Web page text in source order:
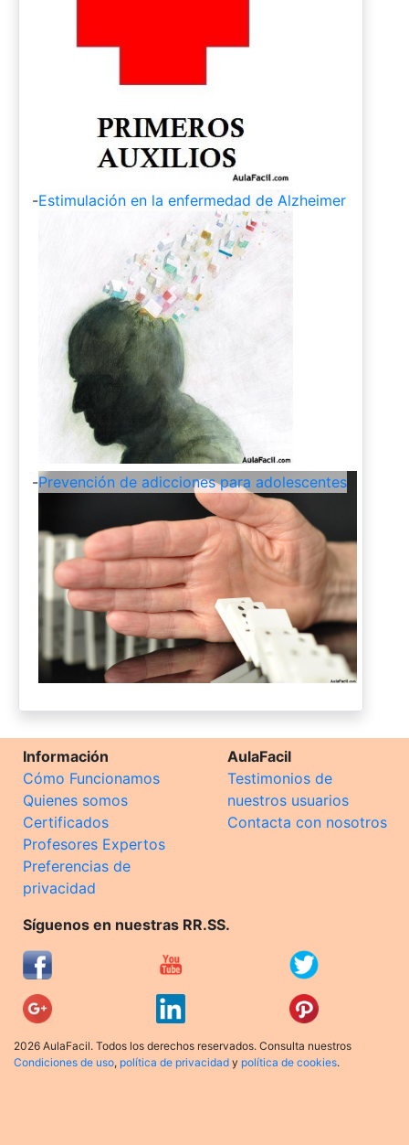
-Estimulación en la enfermedad de Alzheimer
-Prevención de adicciones para adolescentes
Información
Cómo Funcionamos
Quienes somos
Certificados
Profesores Expertos
Preferencias de
privacidad
AulaFacil
Testimonios de
nuestros usuarios
Contacta con nosotros
Síguenos en nuestras RR.SS.
2026 AulaFacil. Todos los derechos reservados. Consulta nuestros
Condiciones de uso, política de privacidad y política de cookies.